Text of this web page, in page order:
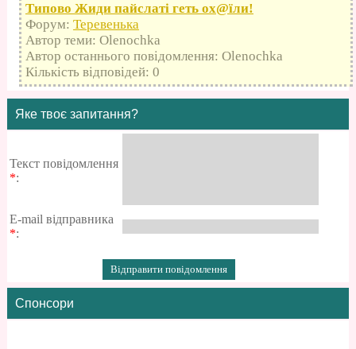
Типово Жиди пайслаті геть оx@їли!
Форум: Теревенька
Автор теми: Olenochka
Автор останнього повідомлення: Olenochka
Кількість відповідей: 0
Яке твоє запитання?
Текст повідомлення
*:
E-mail відправника
*:
Спонсори